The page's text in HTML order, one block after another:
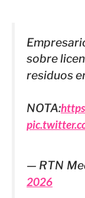
sobre
residuos
NOTA:
— RTN
2026